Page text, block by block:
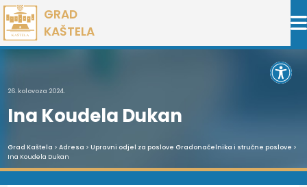
Preskoči
na
sadržaj
GRAD
KAŠTELA
26. kolovoza 2024.
Ina Koudela Dukan
Grad Kaštela > Adresa > Upravni odjel za poslove Gradonačelnika i stručne poslove >
Ina Koudela Dukan